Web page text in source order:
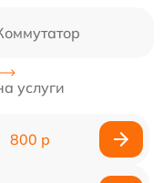
услуги
800 р